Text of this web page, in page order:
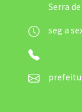
Serra
seg a